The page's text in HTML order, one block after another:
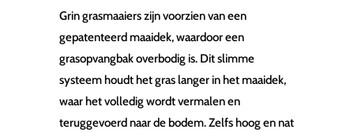
Grin grasmaaiers zijn voorzien van een
gepatenteerd maaidek, waardoor een
grasopvangbak overbodig is. Dit slimme
systeem houdt het gras langer in het maaidek,
waar het volledig wordt vermalen en
teruggevoerd naar de bodem. Zelfs hoog en nat